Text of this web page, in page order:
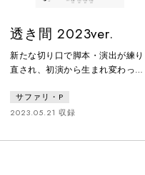
透き間 2023ver.
新たな切り口で脚本・演出が練り
直され、初演から生まれ変わった
アを代表する作家イスマイル・カ
ダレの小説『砕かれた四月』を下
イルを駆使した身体、音、光、美
サファリ・P
2023.05.21 収録